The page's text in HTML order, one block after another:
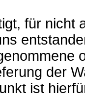
für nicht
der
ist